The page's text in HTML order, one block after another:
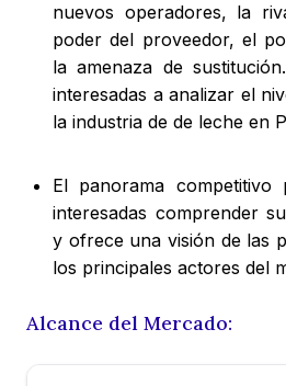
nuevos operadores, la
poder del proveedor, el
la amenaza de
interesadas a analizar el
la industria de de leche en
El panorama
interesadas comprender
y ofrece una visión de las
los principales actores del
Alcance del Mercado: